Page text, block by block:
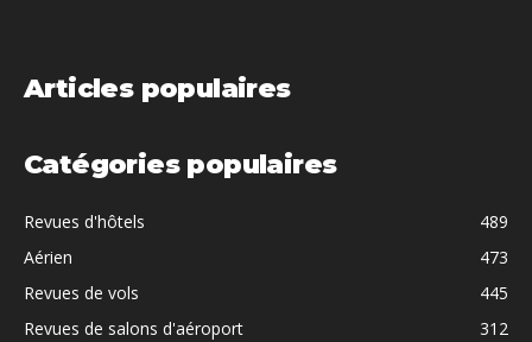
Articles populaires
Catégories populaires
Revues d'hôtels
489
Aérien
473
Revues de vols
445
Revues de salons d'aéroport
312